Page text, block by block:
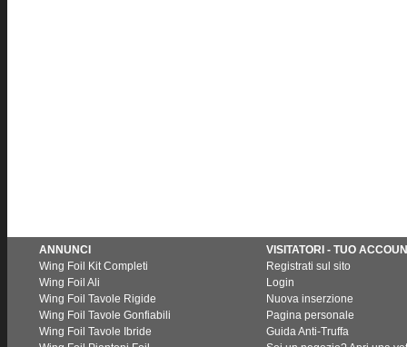
ANNUNCI
Wing Foil Kit Completi
Wing Foil Ali
Wing Foil Tavole Rigide
Wing Foil Tavole Gonfiabili
Wing Foil Tavole Ibride
VISITATORI - TUO
Registrati sul sito
Login
Nuova inserzione
Pagina personale
Guida Anti-Truffa